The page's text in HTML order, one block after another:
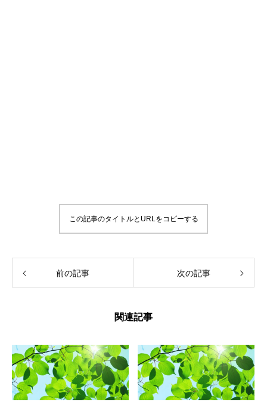
この記事のタイトルとURLをコピーする
前の記事 次の記事
関連記事